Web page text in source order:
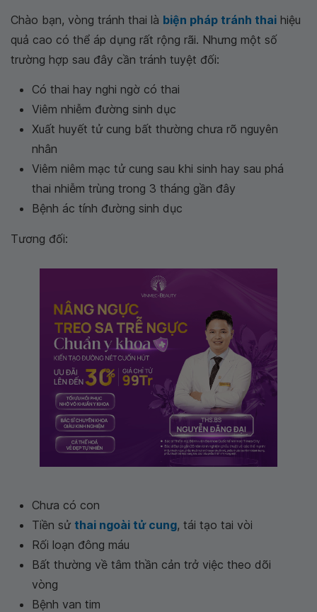
Chào bạn, vòng tránh thai là biện pháp tránh thai hiệu
quả cao có thể áp dụng rất rộng rãi. Nhưng một số
trường hợp sau đây cần tránh tuyệt đối:
Có thai hay nghi ngờ có thai
Viêm nhiễm đường sinh dục
Xuất huyết tử cung bất thường chưa rõ nguyên
nhân
Viêm niêm mạc tử cung sau khi sinh hay sau phá
thai nhiễm trùng trong 3 tháng gần đây
Bệnh ác tính đường sinh dục
Tương đối:
Chưa có con
Tiền sử thai ngoài tử cung, tái tạo tai vòi
Rối loạn đông máu
Bất thường về tâm thần cản trở việc theo dõi
vòng
Bệnh van tim